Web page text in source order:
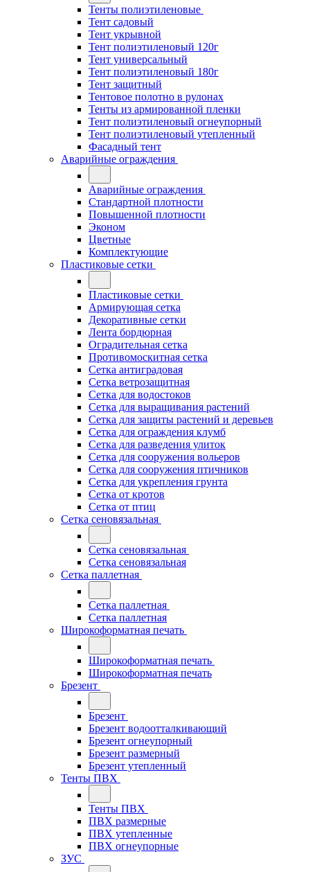
Тенты полиэтиленовые
Тент садовый
Тент укрывной
Тент полиэтиленовый 120г
Тент универсальный
Тент полиэтиленовый 180г
Тент защитный
Тентовое полотно в рулонах
Тенты из армированной пленки
Тент полиэтиленовый огнеупорный
Тент полиэтиленовый утепленный
Фасадный тент
Аварийные ограждения
Аварийные ограждения
Стандартной плотности
Повышенной плотности
Эконом
Цветные
Комплектующие
Пластиковые сетки
Пластиковые сетки
Армирующая сетка
Декоративные сетки
Лента бордюрная
Оградительная сетка
Противомоскитная сетка
Сетка антиградовая
Сетка ветрозащитная
Сетка для водостоков
Сетка для выращивания растений
Сетка для защиты растений и деревьев
Сетка для ограждения клумб
Сетка для разведения улиток
Сетка для сооружения вольеров
Сетка для сооружения птичников
Сетка для укрепления грунта
Сетка от кротов
Сетка от птиц
Сетка сеновязальная
Сетка сеновязальная
Сетка сеновязальная
Сетка паллетная
Сетка паллетная
Сетка паллетная
Широкоформатная печать
Широкоформатная печать
Широкоформатная печать
Брезент
Брезент
Брезент водоотталкивающий
Брезент огнеупорный
Брезент размерный
Брезент утепленный
Тенты ПВХ
Тенты ПВХ
ПВХ размерные
ПВХ утепленные
ПВХ огнеупорные
ЗУС